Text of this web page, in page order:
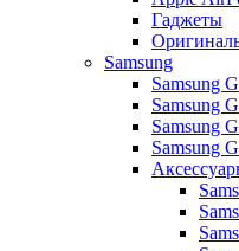
Гаджеты
Samsung
Samsung
Samsung
Samsung
Samsung